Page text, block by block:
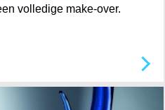
volledige make-over.